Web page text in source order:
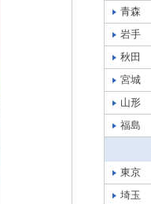
青森
岩手
秋田
宮城
山形
福島
東京
埼玉